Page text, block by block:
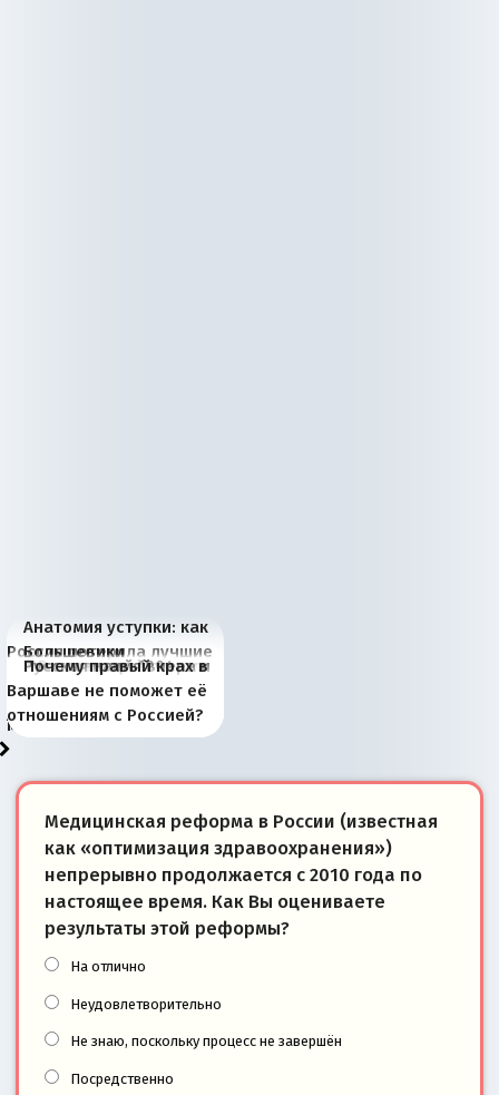
Анатомия уступки: как
Россия потеряла лучшие
рыбопромысловые
районы Баренцева
моря
Большевики
отличаются от «Яблока»
тем, что они -
победители
Киевская марионетка
Запада рассказала о
«переобувании» хозяев
В России назрели
перемены: 15 шагов к
суверенной экономике
Миграционный пожар
Европы
Россия начинает
сбрасывать балласт
Анкориджа
Россия зимой 1904
года: первые уступки во
внутренней политике
Русская нация вчера и
сегодня
Почему правый крах в
Варшаве не поможет её
отношениям с Россией?
Медицинская реформа в России (известная
как «оптимизация здравоохранения»)
непрерывно продолжается с 2010 года по
настоящее время. Как Вы оцениваете
результаты этой реформы?
На отлично
Неудовлетворительно
Не знаю, поскольку процесс не завершён
Посредственно